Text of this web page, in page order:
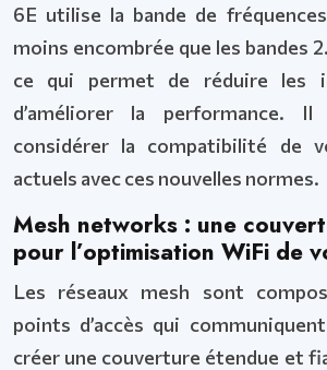
6E utilise la bande de
moins encombrée que les bandes
ce qui permet de réduire les
d’améliorer la performance.
considérer la compatibilité de
actuels avec ces nouvelles normes.
Mesh networks : une
pour l’optimisation WiFi de
Les réseaux mesh sont
points d’accès qui
créer une couverture étendue et